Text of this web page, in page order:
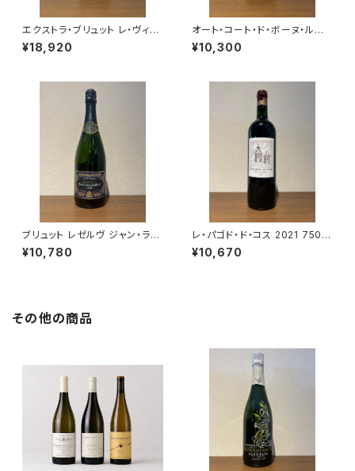
エクストラ・ブリュット レ・ヴィー
ニュ・ドートルフォワ 2021 ラエ
ルト・フレール シャンパーニュ ム
¥18,920
オート・コート・ド・ボーヌ・ルー
ジュ レ・コテ 2022 ドメーヌ・
ド・カシオペ 赤ワイン ブルゴー
¥10,300
ブリュット レゼルヴ ジャン・ラル
マン シャンパーニュ ヴェルズネ
イ 750ml
¥10,780
レ・パゴド・ド・コス 2021 750m
l¥10,670
その他の商品